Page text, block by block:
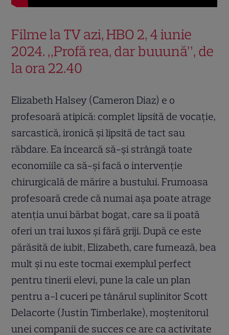
Filme la TV azi, HBO 2, 4 iunie
2024. „Profă rea, dar buuună”, de
la ora 22.40
Elizabeth Halsey (Cameron Diaz) e o
profesoară atipică: complet lipsită de vocaţie,
sarcastică, ironică şi lipsită de tact sau
răbdare. Ea încearcă să-şi strângă toate
economiile ca să-şi facă o intervenţie
chirurgicală de mărire a bustului. Frumoasa
profesoară crede că numai aşa poate atrage
atenţia unui bărbat bogat, care sa îi poată
oferi un trai luxos şi fără griji. După ce este
părăsită de iubit, Elizabeth, care fumează, bea
mult şi nu este tocmai exemplul perfect
pentru tinerii elevi, pune la cale un plan
pentru a-l cuceri pe tânărul suplinitor Scott
Delacorte (Justin Timberlake), moştenitorul
unei companii de succes ce are ca activitate